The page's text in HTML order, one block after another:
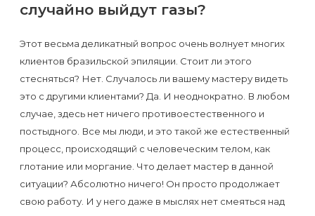
случайно выйдут газы?
Этот весьма деликатный вопрос очень волнует многих
клиентов бразильской эпиляции. Стоит ли этого
стесняться? Нет. Случалось ли вашему мастеру видеть
это с другими клиентами? Да. И неоднократно. В любом
случае, здесь нет ничего противоестественного и
постыдного. Все мы люди, и это такой же естественный
процесс, происходящий с человеческим телом, как
глотание или моргание. Что делает мастер в данной
ситуации? Абсолютно ничего! Он просто продолжает
свою работу. И у него даже в мыслях нет смеяться над